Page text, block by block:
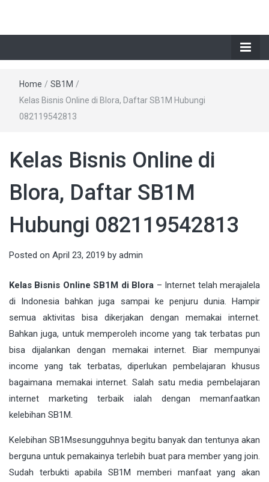
Home / SB1M /
Kelas Bisnis Online di Blora, Daftar SB1M Hubungi
082119542813
Kelas Bisnis Online di
Blora, Daftar SB1M
Hubungi 082119542813
Posted on April 23, 2019 by admin
Kelas Bisnis Online SB1M di Blora – Internet telah merajalela
di Indonesia bahkan juga sampai ke penjuru dunia. Hampir
semua aktivitas bisa dikerjakan dengan memakai internet.
Bahkan juga, untuk memperoleh income yang tak terbatas pun
bisa dijalankan dengan memakai internet. Biar mempunyai
income yang tak terbatas, diperlukan pembelajaran khusus
bagaimana memakai internet. Salah satu media pembelajaran
internet marketing terbaik ialah dengan memanfaatkan
kelebihan SB1M
Kelebihan SB1Msesungguhnya begitu banyak dan tentunya akan
berguna untuk pemakainya terlebih buat para member yang join.
Sudah terbukti apabila SB1M memberi manfaat yang akan